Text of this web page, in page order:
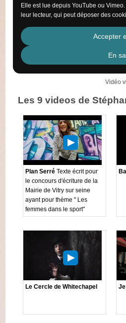
Elle est lue depuis YouTube ou
leur lecteur, qui peut déposer des
Accepter
En
Vidéo
Les 9 videos de
Plan Serré Texte écrit pour
le concours d'écriture de la
Mairie de Vitry sur seine
ayant pour thème " Les
femmes dans le sport"
Le Cercle de Whitechapel